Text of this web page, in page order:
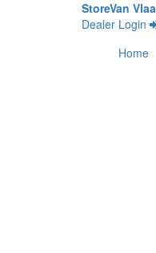
StoreVan
Dealer Login
Home